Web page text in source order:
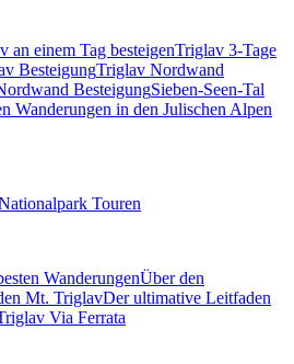
an einem Tag besteigenTriglav 3-Tage
BesteigungTriglav Nordwand
BesteigungSieben-Seen-Tal
Wanderungen in den Julischen Alpen
Touren
WanderungenÜber den
Mt. TriglavDer ultimative Leitfaden
Via Ferrata